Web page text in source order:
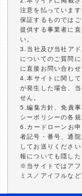
注意を払っていま
保証するものでは
提供する事業者に
い。
3.当社及び当社ア
についてのご質問
に直接お問い合わせ
4.本サイトに関し
が発生した場合、
せん。
5.編集方針、免責
シーポリシーの各
6.カードローンお
者記号・番号、通
してお送りくださ
報についても隠した
※当サイトではアフ
ミス／アイフルな